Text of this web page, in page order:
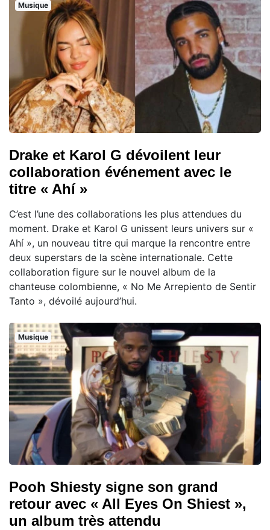
Musique
Drake et Karol G dévoilent leur
collaboration événement avec le
titre « Ahí »
C’est l’une des collaborations les plus attendues du
moment. Drake et Karol G unissent leurs univers sur «
Ahí », un nouveau titre qui marque la rencontre entre
deux superstars de la scène internationale. Cette
collaboration figure sur le nouvel album de la
chanteuse colombienne, « No Me Arrepiento de Sentir
Tanto », dévoilé aujourd’hui.
Musique
Pooh Shiesty signe son grand
retour avec « All Eyes On Shiest »,
un album très attendu